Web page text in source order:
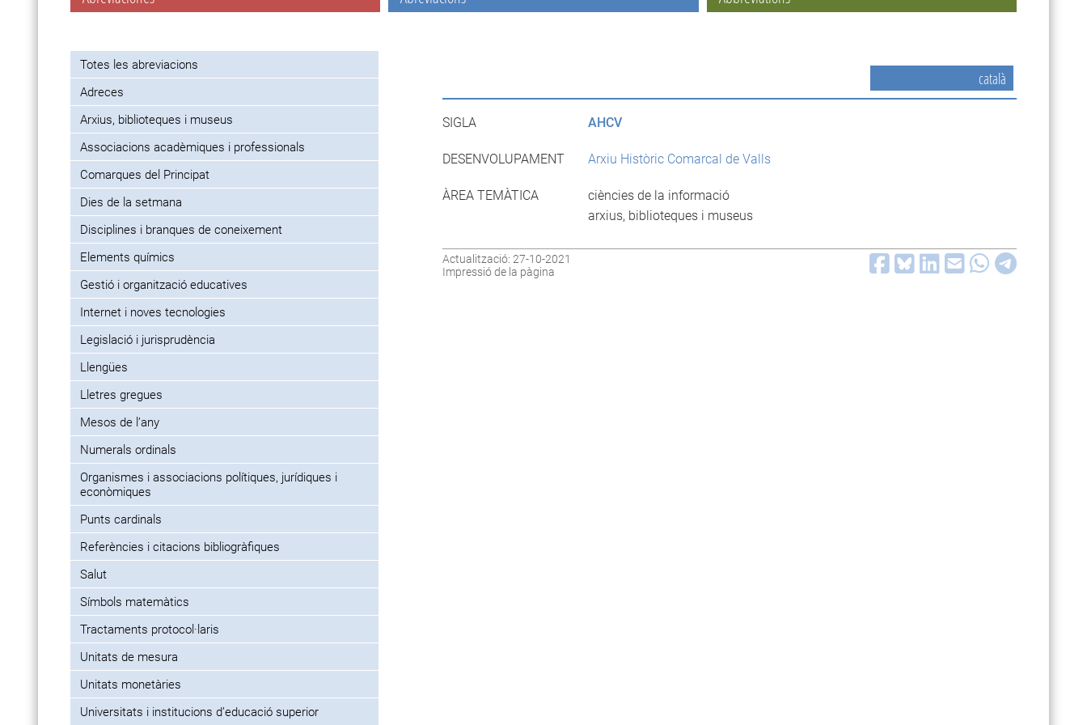
Totes les abreviacions
Adreces
Arxius, biblioteques i museus
Associacions acadèmiques i professionals
Comarques del Principat
Dies de la setmana
Disciplines i branques de coneixement
Elements químics
Gestió i organització educatives
Internet i noves tecnologies
Legislació i jurisprudència
Llengües
Lletres gregues
Mesos de l’any
Numerals ordinals
Organismes i associacions polítiques, jurídiques i
econòmiques
Punts cardinals
Referències i citacions bibliogràfiques
Salut
Símbols matemàtics
Tractaments protocol·laris
Unitats de mesura
Unitats monetàries
Universitats i institucions d’educació superior
català
SIGLA AHCV
DESENVOLUPAMENT Arxiu Històric Comarcal de Valls
ÀREA TEMÀTICA
ciències de la informació
arxius, biblioteques i museus
Actualització: 27-10-2021
Impressió de la pàgina